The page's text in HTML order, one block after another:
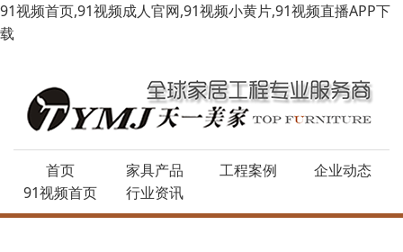
91视频首页,91视频成人官网,91视频小黄片,91视频直播APP下
载
首页 家具产品 工程案例
企业动态
91视频首页
行业资讯